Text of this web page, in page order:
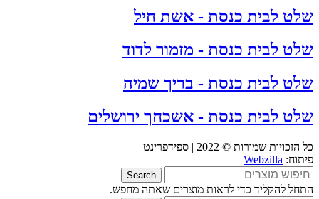
שלט לבית כנסת - אשת חיל
שלט לבית כנסת - מזמור לדוד
שלט לבית כנסת - בריך שמיה
שלט לבית כנסת - אשכחך ירושלים
כל הזכויות שמורות © 2022 | ספידפרינט
פיתוח: Webzilla
Search
התחל להקליד כדי לראות מוצרים שאתה מחפש.